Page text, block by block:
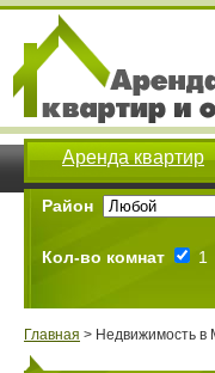
Аренда квартир
Район
Кол-во комнат 1
Главная > Недвижимость в